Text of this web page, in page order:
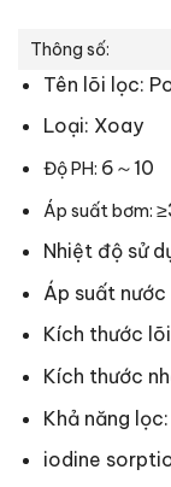
Thông số:
Tên lõi lọc:
Loại: Xoay
Độ PH: 6～10
Áp suất bơm:
Nhiệt độ sử
Áp suất
Kích thước
Kích thước
Khả năng
iodine